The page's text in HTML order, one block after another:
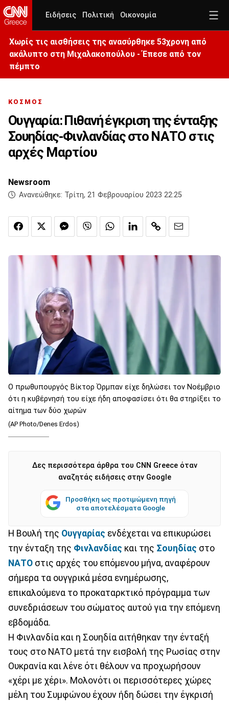
Ειδήσεις Πολιτική Οικονομία
Χωρίς τις αισθήσεις της ανασύρθηκε 53χρονη από
ακάλυπτο στη Μιχαλακοπούλου - Έπεσε από τον
πέμπτο
ΚΟΣΜΟΣ
Ουγγαρία: Πιθανή έγκριση της ένταξης
Σουηδίας-Φινλανδίας στο ΝΑΤΟ στις
αρχές Μαρτίου
Newsroom
Ανανεώθηκε: Τρίτη, 21 Φεβρουαρίου 2023 22:25
Ο πρωθυπουργός Βίκτορ Όρμπαν είχε δηλώσει τον Νοέμβριο
ότι η κυβέρνησή του είχε ήδη αποφασίσει ότι θα στηρίξει το
αίτημα των δύο χωρών
(AP Photo/Denes Erdos)
Δες περισσότερα άρθρα του CNN Greece όταν
αναζητάς ειδήσεις στην Google
Προσθήκη ως προτιμώμενη πηγή
στα αποτελέσματα Google
Η Βουλή της Ουγγαρίας ενδέχεται να επικυρώσει
την ένταξη της Φινλανδίας και της Σουηδίας στο
ΝΑΤΟ στις αρχές του επόμενου μήνα, αναφέρουν
σήμερα τα ουγγρικά μέσα ενημέρωσης,
επικαλούμενα το προκαταρκτικό πρόγραμμα των
συνεδριάσεων του σώματος αυτού για την επόμενη
εβδομάδα.
Η Φινλανδία και η Σουηδία αιτήθηκαν την ένταξή
τους στο ΝΑΤΟ μετά την εισβολή της Ρωσίας στην
Ουκρανία και λένε ότι θέλουν να προχωρήσουν
«χέρι με χέρι». Μολονότι οι περισσότερες χώρες
μέλη του Συμφώνου έχουν ήδη δώσει την έγκρισή